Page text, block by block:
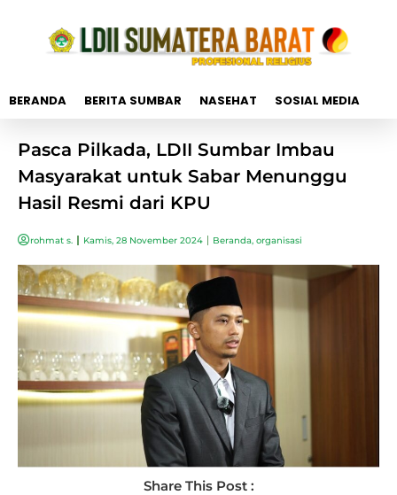
BERANDA BERITA SUMBAR NASEHAT SOSIAL MEDIA
Pasca Pilkada, LDII Sumbar Imbau
Masyarakat untuk Sabar Menunggu
Hasil Resmi dari KPU
rohmat s. Kamis, 28 November 2024 Beranda, organisasi
Share This Post :